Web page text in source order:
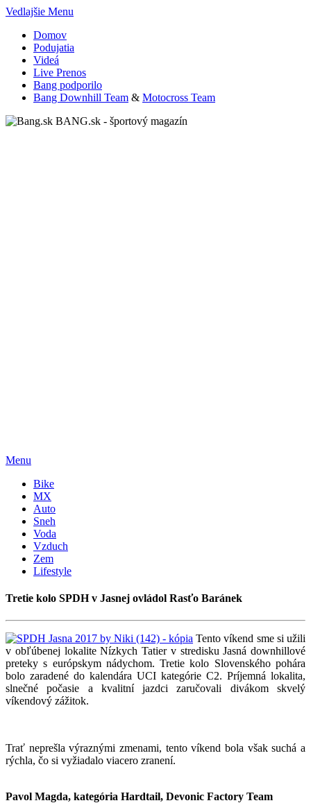
Vedlajšie Menu
Domov
Podujatia
Videá
Live Prenos
Bang podporilo
Bang Downhill Team & Motocross Team
BANG.sk - športový magazín
Menu
Bike
MX
Auto
Sneh
Voda
Vzduch
Zem
Lifestyle
Tretie kolo SPDH v Jasnej ovládol Rasťo Baránek
Tento víkend sme si užili
v obľúbenej lokalite Nízkych Tatier v stredisku Jasná downhillové
preteky s európskym nádychom. Tretie kolo Slovenského pohára
bolo zaradené do kalendára UCI kategórie C2. Príjemná lokalita,
slnečné počasie a kvalitní jazdci zaručovali divákom skvelý
víkendový zážitok.
Trať neprešla výraznými zmenami, tento víkend bola však suchá a
rýchla, čo si vyžiadalo viacero zranení.
Pavol Magda, kategória Hardtail, Devonic Factory Team